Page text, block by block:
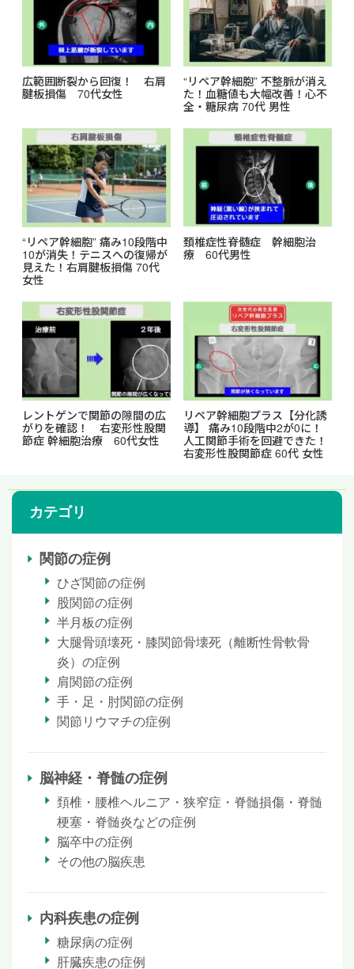
広範囲断裂から回復！ 右肩
腱板損傷 70代女性
“リペア幹細胞” 不整脈が消え
た！血糖値も大幅改善！心不
全・糖尿病 70代 男性
“リペア幹細胞” 痛み10段階中
10が消失！テニスへの復帰が
見えた！右肩腱板損傷 70代
女性
頚椎症性脊髄症 幹細胞治
療 60代男性
レントゲンで関節の隙間の広
がりを確認！ 右変形性股関
節症 幹細胞治療 60代女性
リペア幹細胞プラス【分化誘
導】 痛み10段階中2が0に！
人工関節手術を回避できた！
右変形性股関節症 60代 女性
カテゴリ
関節の症例
ひざ関節の症例
股関節の症例
半月板の症例
大腿骨頭壊死・膝関節骨壊死（離断性骨軟骨
炎）の症例
肩関節の症例
手・足・肘関節の症例
関節リウマチの症例
脳神経・脊髄の症例
頚椎・腰椎ヘルニア・狭窄症・脊髄損傷・脊髄
梗塞・脊髄炎などの症例
脳卒中の症例
その他の脳疾患
内科疾患の症例
糖尿病の症例
肝臓疾患の症例